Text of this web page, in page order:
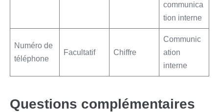
communica
tion interne
Numéro de
téléphone
Facultatif Chiffre
Communic
ation
interne
Questions complémentaires